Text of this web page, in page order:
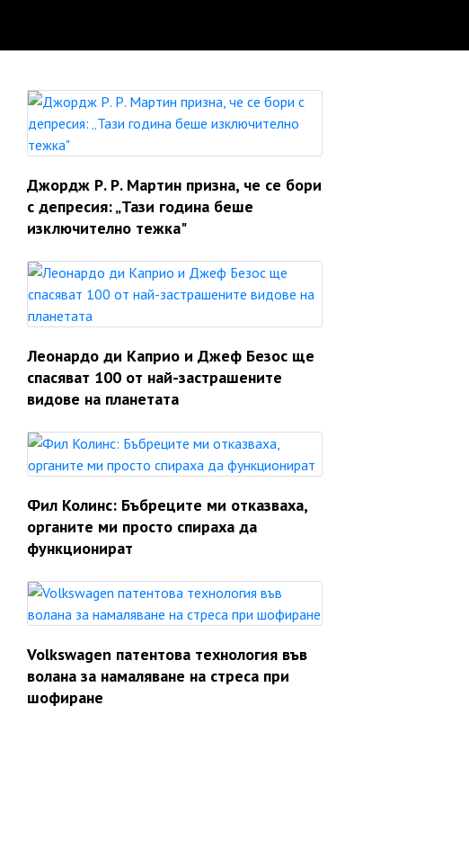
Джордж Р. Р. Мартин призна, че се бори
с депресия: „Тази година беше
изключително тежка"
Леонардо ди Каприо и Джеф Безос ще
спасяват 100 от най-застрашените
видове на планетата
Фил Колинс: Бъбреците ми отказваха,
органите ми просто спираха да
функционират
Volkswagen патентова технология във
волана за намаляване на стреса при
шофиране